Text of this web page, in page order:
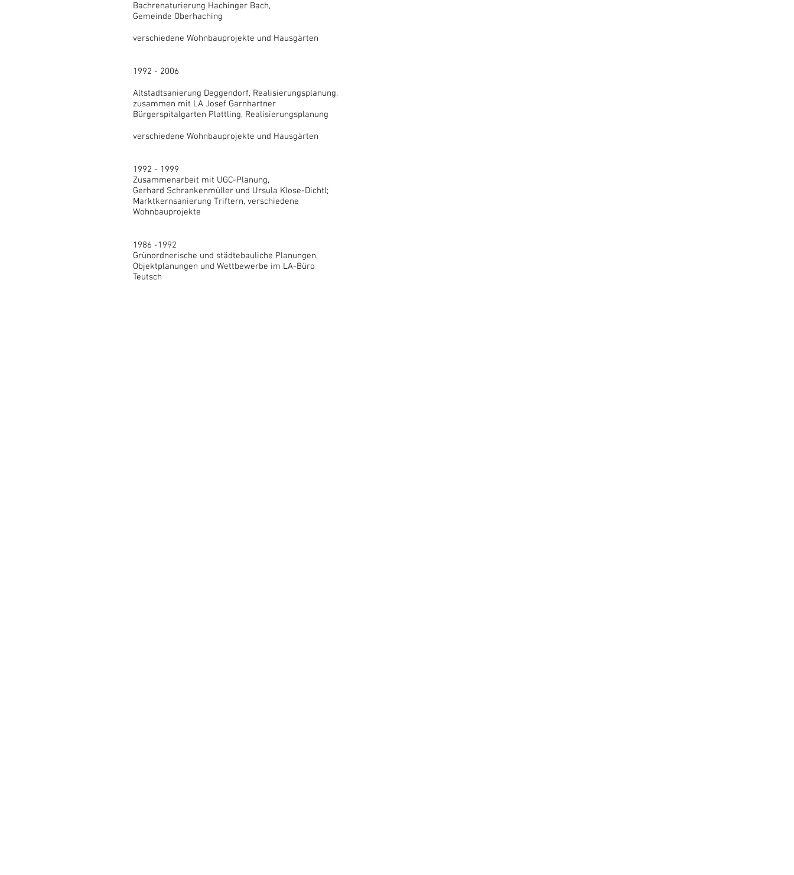
Bachrenaturierung Hachinger Bach,
Gemeinde Oberhaching
verschiedene Wohnbauprojekte und Hausgärten
1992 - 2006
Altstadtsanierung Deggendorf, Realisierungsplanung,
zusammen mit LA Josef Garnhartner
Bürgerspitalgarten Plattling, Realisierungsplanung
verschiedene Wohnbauprojekte und Hausgärten
1992 - 1999
Zusammenarbeit mit UGC-Planung,
Gerhard Schrankenmüller und Ursula Klose-Dichtl;
Marktkernsanierung Triftern, verschiedene
Wohnbauprojekte
1986 -1992
Grünordnerische und städtebauliche Planungen,
Objektplanungen und Wettbewerbe im LA-Büro
Teutsch